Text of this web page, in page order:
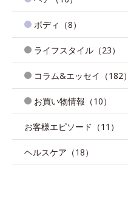
ボディ（8）
ライフスタイル（23）
コラム&エッセイ（182）
お買い物情報（10）
お客様エピソード（11）
ヘルスケア（18）